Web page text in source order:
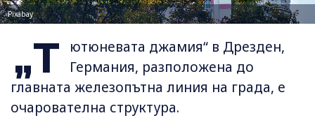
Pixabay
„Т
ютюневата джамия“ в Дрезден,
Германия, разположена до
главната железопътна линия на града, е
очарователна структура.